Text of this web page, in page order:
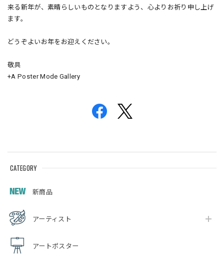
CATEGORY
新商品
アーティスト
アートポスター
来る新年が、素晴らしいものとなりますよう、心よりお祈り申し上げ
ます。
どうぞよいお年をお迎えください。
敬具
+A Poster Mode Gallery